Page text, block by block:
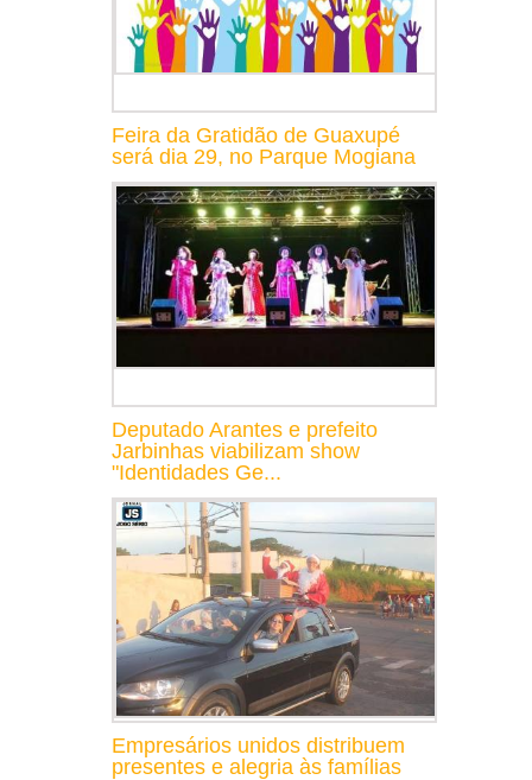
Feira da Gratidão de Guaxupé
será dia 29, no Parque Mogiana
Deputado Arantes e prefeito
Jarbinhas viabilizam show
"Identidades Ge...
Empresários unidos distribuem
presentes e alegria às famílias